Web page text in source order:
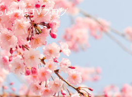
いっぽTVブログ